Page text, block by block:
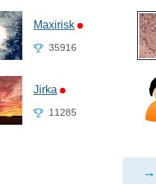
Maxirisk
35916
Jirka
11285